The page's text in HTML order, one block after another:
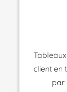
client en
par